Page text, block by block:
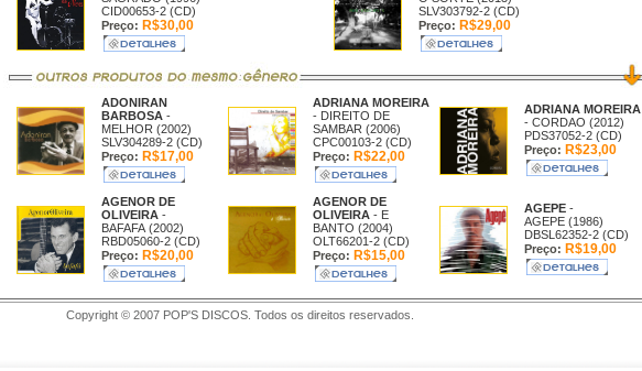
CID00653-2 (CD)
Preço: R$30,00
SLV303792-2 (CD)
Preço: R$29,00
ADONIRAN
BARBOSA -
MELHOR (2002)
SLV304289-2 (CD)
Preço: R$17,00
ADRIANA MOREIRA
- DIREITO DE
SAMBAR (2006)
CPC00103-2 (CD)
Preço: R$22,00
ADRIANA MOREIRA
- CORDAO (2012)
PDS37052-2 (CD)
Preço: R$23,00
AGENOR DE
OLIVEIRA -
BAFAFA (2002)
RBD05060-2 (CD)
Preço: R$20,00
AGENOR DE
OLIVEIRA - E
BANTO (2004)
OLT66201-2 (CD)
Preço: R$15,00
AGEPE -
AGEPE (1986)
DBSL62352-2 (CD)
Preço: R$19,00
Copyright © 2007 POP'S DISCOS. Todos os direitos reservados.